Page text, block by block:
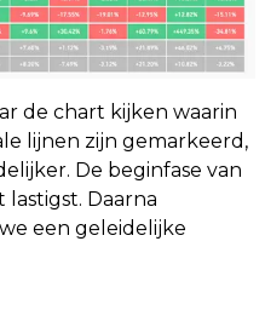
de chart kijken waarin
lijnen zijn gemarkeerd,
De beginfase van
Daarna
een geleidelijke